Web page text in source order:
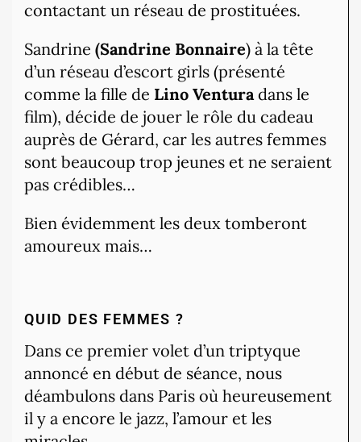
contactant un réseau de prostituées.
Sandrine (Sandrine Bonnaire) à la tête
d’un réseau d’escort girls (présenté
comme la fille de Lino Venturadans le
film), décide de jouer le rôle du cadeau
auprès de Gérard, car les autres femmes
sont beaucoup trop jeunes et ne seraient
pas crédibles…
Bien évidemment les deux tomberont
amoureux mais…
QUID DES FEMMES ?
Dans ce premier volet d’un triptyque
annoncé en début de séance, nous
déambulons dans Paris où heureusement
il y a encore le jazz, l’amour et les